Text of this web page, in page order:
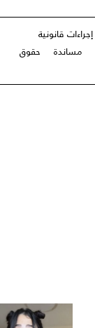
إجراءات قانونية
مساندة
حقوق